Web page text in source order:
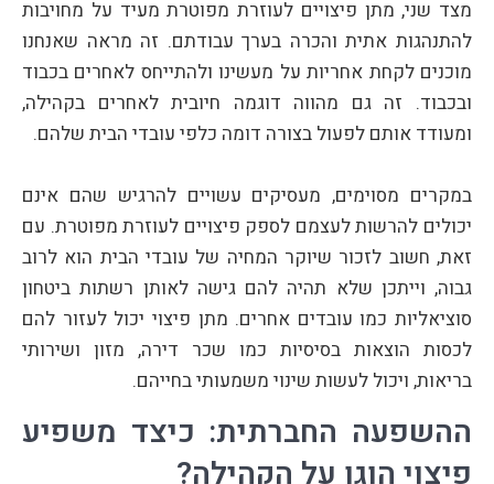
מצד שני, מתן פיצויים לעוזרת מפוטרת מעיד על מחויבות
להתנהגות אתית והכרה בערך עבודתם. זה מראה שאנחנו
מוכנים לקחת אחריות על מעשינו ולהתייחס לאחרים בכבוד
ובכבוד. זה גם מהווה דוגמה חיובית לאחרים בקהילה,
ומעודד אותם לפעול בצורה דומה כלפי עובדי הבית שלהם.
במקרים מסוימים, מעסיקים עשויים להרגיש שהם אינם
יכולים להרשות לעצמם לספק פיצויים לעוזרת מפוטרת. עם
זאת, חשוב לזכור שיוקר המחיה של עובדי הבית הוא לרוב
גבוה, וייתכן שלא תהיה להם גישה לאותן רשתות ביטחון
סוציאליות כמו עובדים אחרים. מתן פיצוי יכול לעזור להם
לכסות הוצאות בסיסיות כמו שכר דירה, מזון ושירותי
בריאות, ויכול לעשות שינוי משמעותי בחייהם.
ההשפעה החברתית: כיצד משפיע
פיצוי הוגן על הקהילה?